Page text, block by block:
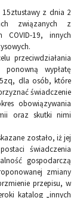
z dnia 2
związanych z
COVID-19, innych
przeciwdziałania
wypłatę
dla osób, które
świadczenie
obowiązywania
oraz skutki nimi
zostało, iż jej
świadczenia
gospodarczą
zmiany
przepisu, w
katalog „innych